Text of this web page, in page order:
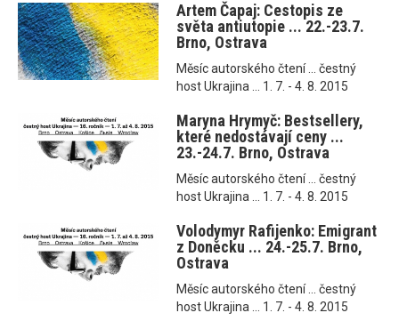
Artem Čapaj: Cestopis ze
světa antiutopie ... 22.-23.7.
Brno, Ostrava
Měsíc autorského čtení ... čestný
host Ukrajina ... 1. 7. - 4. 8. 2015
Maryna Hrymyč: Bestsellery,
které nedostávají ceny ...
23.-24.7. Brno, Ostrava
Měsíc autorského čtení ... čestný
host Ukrajina ... 1. 7. - 4. 8. 2015
Volodymyr Rafijenko: Emigrant
z Doněcku ... 24.-25.7. Brno,
Ostrava
Měsíc autorského čtení ... čestný
host Ukrajina ... 1. 7. - 4. 8. 2015